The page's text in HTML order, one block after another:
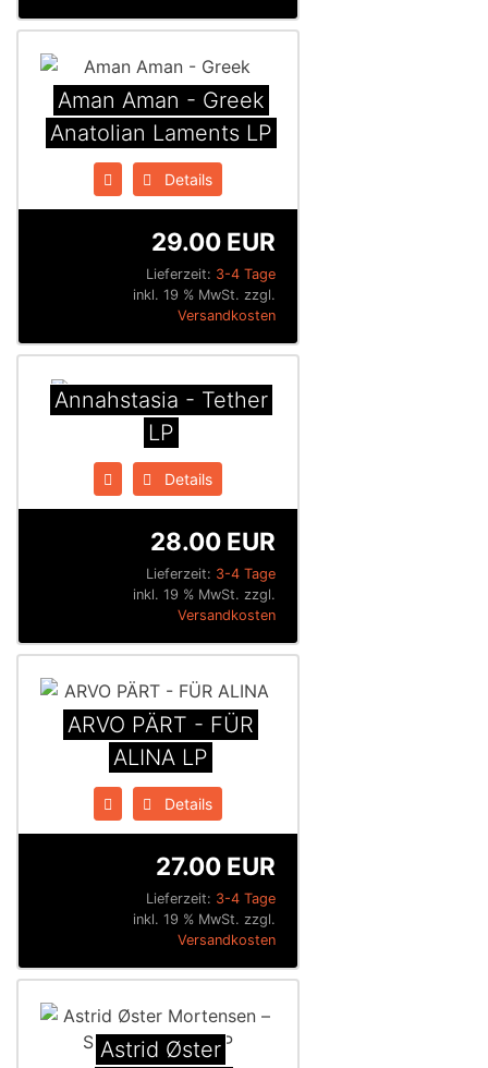
Aman Aman - Greek
Anatolian Laments LP
Details
Lieferzeit: 3-4 Tage
29.00 EUR
inkl. 19 % MwSt. zzgl.
Versandkosten
Annahstasia - Tether
LP
Details
Lieferzeit: 3-4 Tage
28.00 EUR
inkl. 19 % MwSt. zzgl.
Versandkosten
ARVO PÄRT - FÜR
ALINA LP
Details
Lieferzeit: 3-4 Tage
27.00 EUR
inkl. 19 % MwSt. zzgl.
Versandkosten
Astrid Øster